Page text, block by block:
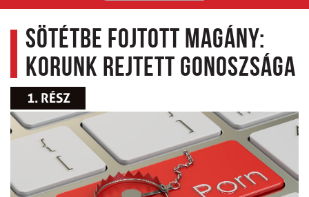
Sötétbe fojtott magány:
Korunk rejtett gonoszsága
1. RÉSZ